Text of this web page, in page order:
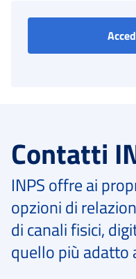
Contatti
INPS offre ai
opzioni di
di canali fisici,
quello più adatto